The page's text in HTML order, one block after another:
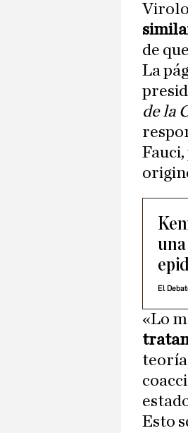
de
La
de la
una
El
«Lo
teoría
Esto